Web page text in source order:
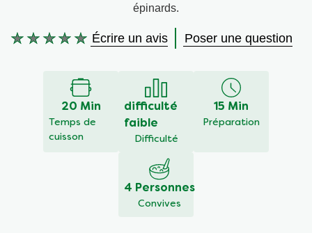
épinards.
Aucune
Écrire un avis Poser une question
20 Min
Temps de
cuisson
difficulté
faible
Difficulté
15 Min
Préparation
4 Personnes
Convives